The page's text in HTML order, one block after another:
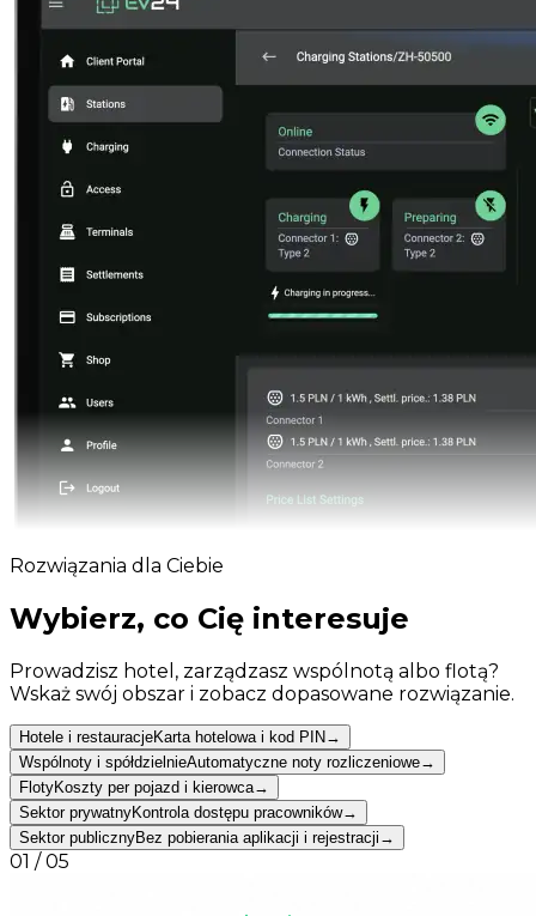
Rozwiązania dla Ciebie
Wybierz, co Cię interesuje
Prowadzisz hotel, zarządzasz wspólnotą albo flotą?
Wskaż swój obszar i zobacz dopasowane rozwiązanie.
Hotele i restauracjeKarta hotelowa i kod PIN→
Wspólnoty i spółdzielnieAutomatyczne noty rozliczeniowe→
FlotyKoszty per pojazd i kierowca→
Sektor prywatnyKontrola dostępu pracowników→
Sektor publicznyBez pobierania aplikacji i rejestracji →
01 /05